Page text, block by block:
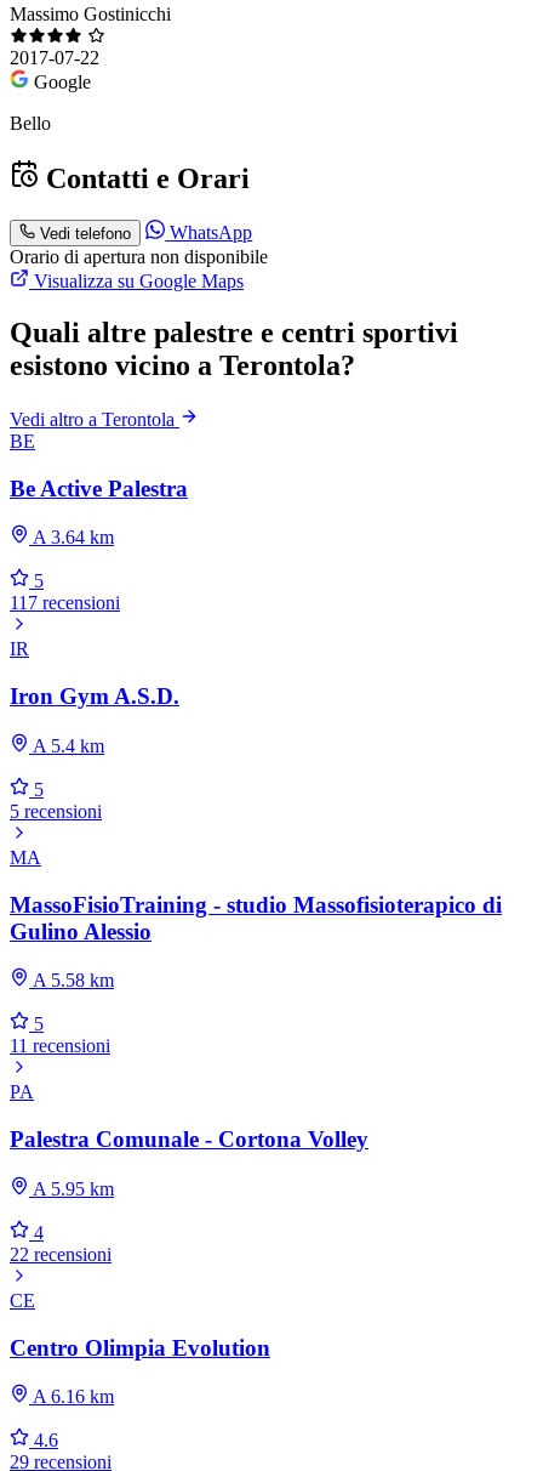
Massimo Gostinicchi
2017-07-22
Google
Bello
Contatti e Orari
Vedi telefono
WhatsApp
Orario di apertura non disponibile
Visualizza su Google Maps
Quali altre palestre e centri sportivi
esistono vicino a Terontola?
Vedi altro a Terontola
BE
Be Active Palestra
A 3.64 km
5
117 recensioni
IR
Iron Gym A.S.D.
A 5.4 km
5
5 recensioni
MA
MassoFisioTraining - studio Massofisioterapico di
Gulino Alessio
A 5.58 km
5
11 recensioni
PA
Palestra Comunale - Cortona Volley
A 5.95 km
4
22 recensioni
CE
Centro Olimpia Evolution
A 6.16 km
4.6
29 recensioni